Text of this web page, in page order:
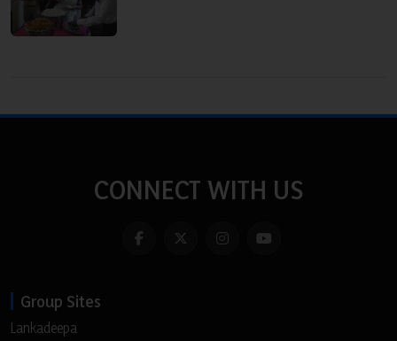
CONNECT WITH US
Group Sites
Lankadeepa